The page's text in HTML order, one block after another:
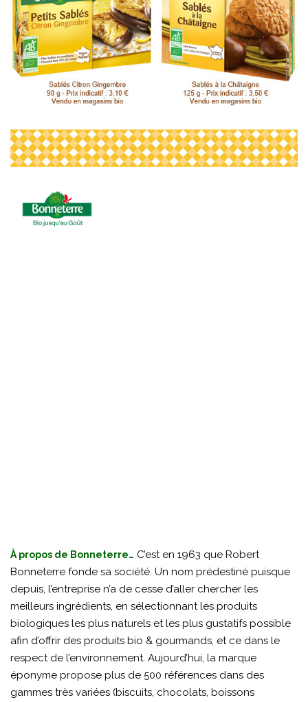
À propos de Bonneterre… C’est en 1963 que Robert
Bonneterre fonde sa société. Un nom prédestiné puisque
depuis, l’entreprise n’a de cesse d’aller chercher les
meilleurs ingrédients, en sélectionnant les produits
biologiques les plus naturels et les plus gustatifs possible
afin d’offrir des produits bio & gourmands, et ce dans le
respect de l’environnement. Aujourd’hui, la marque
éponyme propose plus de 500 références dans des
gammes très variées (biscuits, chocolats, boissons